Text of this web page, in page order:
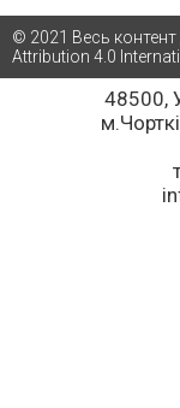
48500,
© 2021 Весь контент
Attribution 4.0